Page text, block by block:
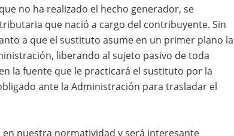
no ha realizado el hecho generador, se
que nació a cargo del contribuyente. Sin
a que el sustituto asume en un primer plano la
liberando al sujeto pasivo de toda
la fuente que le practicará el sustituto por la
ante la Administración para trasladar el
nuestra normatividad y será interesante